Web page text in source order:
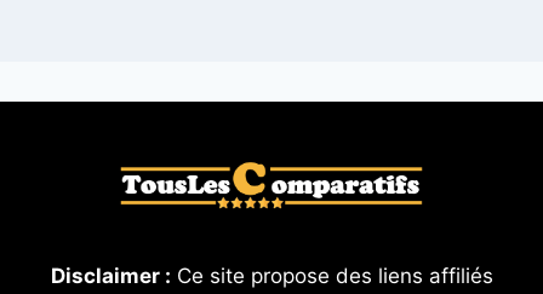
Disclaimer : Ce site propose des liens affiliés